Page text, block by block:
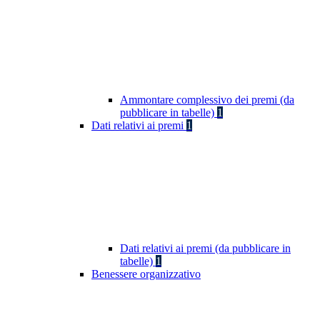
Ammontare complessivo dei premi (da
pubblicare in tabelle) 1
Dati relativi ai premi 1
Dati relativi ai premi (da pubblicare in
tabelle) 1
Benessere organizzativo